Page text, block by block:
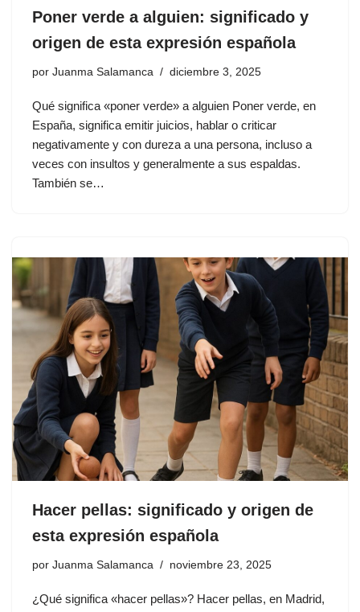
Poner verde a alguien: significado y
origen de esta expresión española
por Juanma Salamanca diciembre 3, 2025
Qué significa «poner verde» a alguien Poner verde, en
España, significa emitir juicios, hablar o criticar
negativamente y con dureza a una persona, incluso a
veces con insultos y generalmente a sus espaldas.
También se…
Hacer pellas: significado y origen de
esta expresión española
por Juanma Salamanca noviembre 23, 2025
¿Qué significa «hacer pellas»? Hacer pellas, en Madrid,